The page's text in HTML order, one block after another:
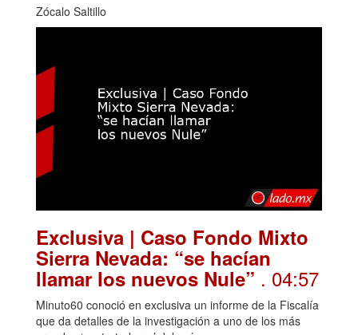
Zócalo Saltillo
Exclusiva | Caso Fondo Mixto
Sierra Nevada: “se hacían
llamar los nuevos Nule” . 04:57
Minuto60 conoció en exclusiva un informe de la Fiscalía
que da detalles de la investigación a uno de los más